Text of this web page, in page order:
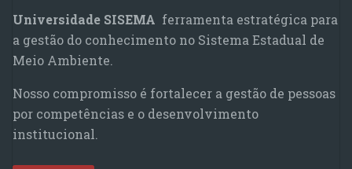
Universidade SISEMA ferramenta estratégica para
a gestão do conhecimento no Sistema Estadual de
Meio Ambiente.
Nosso compromisso é fortalecer a gestão de pessoas
por competências e o desenvolvimento
institucional.